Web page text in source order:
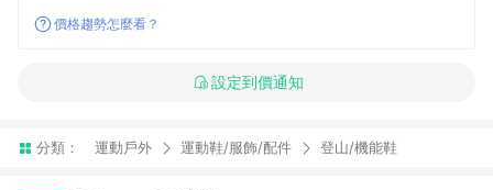
價格趨勢怎麼看？
設定到價通知
分類： 運動戶外 運動鞋/服飾/配件 登山/機能鞋